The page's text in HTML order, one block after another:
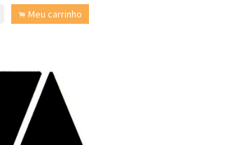
. Meu carrinho